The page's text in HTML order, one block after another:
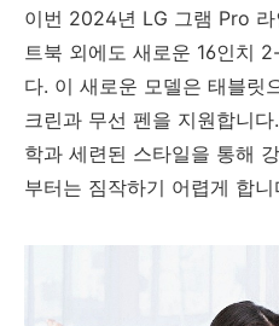
이번 2024년 LG 그램 Pro 라
트북 외에도 새로운 16인치
다. 이 새로운 모델은 태블릿
크린과 무선 펜을 지원합니
학과 세련된 스타일을 통해
부터는 짐작하기 어렵게 합니